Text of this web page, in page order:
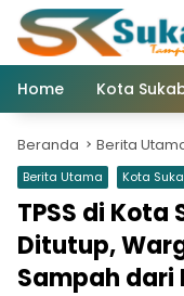
Langsung
konten
Home
Kota
Beranda Berita
Berita Utama Kota
TPSS di Kota
Ditutup,
Sampah dari